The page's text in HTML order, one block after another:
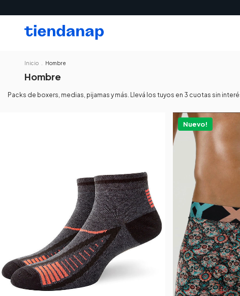
Inicio Hombre
Hombre
Packs de boxers, medias, pijamas y más. Llevá los tuyos en 3 cuotas sin
Nuevo!